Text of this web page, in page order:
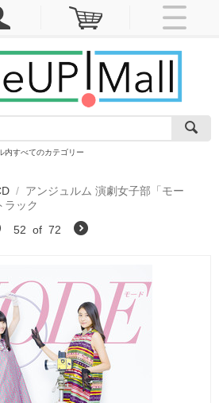
内すべてのカテゴリー
/ アンジュルム 演劇女子部「モー
ラック
52 of 72